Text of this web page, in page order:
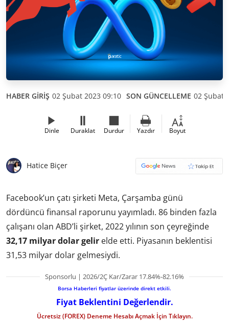
HABER GİRİŞ 02 Şubat 2023 09:10 SON GÜNCELLEME 02 Şubat
Dinle Duraklat Durdur Yazdır Boyut
Hatice Biçer
Facebook’un çatı şirketi Meta, Çarşamba günü
dördüncü finansal raporunu yayımladı. 86 binden fazla
çalışanı olan ABD’li şirket, 2022 yılının son çeyreğinde
32,17 milyar dolar gelir elde etti. Piyasanın beklentisi
31,53 milyar dolar gelmesiydi.
Sponsorlu | 2026/2Ç Kar/Zarar 17.84%-82.16%
Borsa Haberleri fiyatlar üzerinde direkt etkili.
Fiyat Beklentini Değerlendir.
Ücretsiz (FOREX) Deneme Hesabı Açmak İçin Tıklayın.